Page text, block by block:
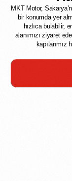
MKT Motor,
bir konumda yer
hızlıca bulabilir,
alanımızı ziyaret